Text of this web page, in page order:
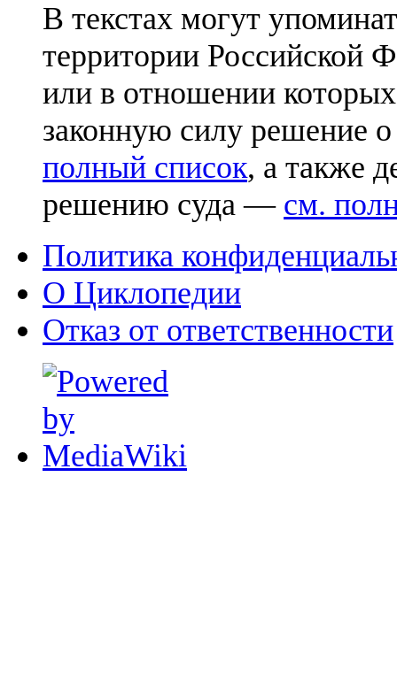
В текстах могут
территории Российской
или в отношении
законную силу решение
полный список, а также
решению суда — см.
Политика
О Циклопедии
Отказ от ответственности